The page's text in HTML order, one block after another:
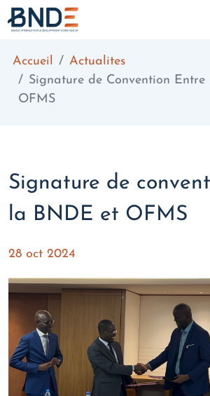
Aller au contenu principal
Accueil
Actualites
Signature de Convention
OFMS
Signature de
la BNDE et OFMS
28 oct 2024